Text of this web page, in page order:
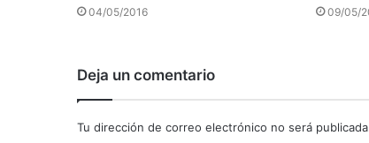
04/05/2016 09/05/
Deja un comentario
Tu dirección de correo electrónico no será